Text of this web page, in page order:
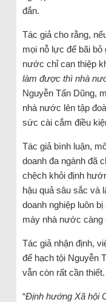
đắn.
Tác giả cho rằng,
mọi nỗ lực để bãi bỏ
nước chỉ can thiệp
làm được thì nhà
Nguyễn Tấn Dũng,
nhà nước lên tập
sức cài cắm điều
Tác giả bình luận,
doanh đa ngành đã
chệch khỏi định
hậu quả sâu sắc và
doanh nghiệp luôn
máy nhà nước càng
Tác giả nhận định,
để hạch tội Nguyễn
vẫn còn rất cần thiết.
“Định hướng Xã hội